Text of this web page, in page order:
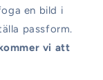
en bild i
passform.
vi att